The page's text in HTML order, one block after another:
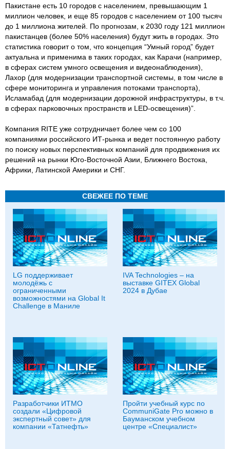
Пакистане есть 10 городов с населением, превышающим 1
миллион человек, и еще 85 городов с населением от 100 тысяч
до 1 миллиона жителей. По прогнозам, к 2030 году 121 миллион
пакистанцев (более 50% населения) будут жить в городах. Это
статистика говорит о том, что концепция “Умный город” будет
актуальна и применима в таких городах, как Карачи (например,
в сферах систем умного освещения и видеонаблюдения),
Лахор (для модернизации транспортной системы, в том числе в
сфере мониторинга и управления потоками транспорта),
Исламабад (для модернизации дорожной инфраструктуры, в т.ч.
в сферах парковочных пространств и LED-освещения)”.
Компания RITE уже сотрудничает более чем со 100
компаниями российского ИТ-рынка и ведет постоянную работу
по поиску новых перспективных компаний для продвижения их
решений на рынки Юго-Восточной Азии, Ближнего Востока,
Африки, Латинской Америки и СНГ.
СВЕЖЕЕ ПО ТЕМЕ
LG поддерживает
молодёжь с
ограниченными
возможностями на Global It
Challenge в Маниле
IVA Technologies – на
выставке GITEX Global
2024 в Дубае
Разработчики ИТМО
создали «Цифровой
экспертный совет» для
компании «Татнефть»
Пройти учебный курс по
CommuniGate Pro можно в
Бауманском учебном
центре «Специалист»